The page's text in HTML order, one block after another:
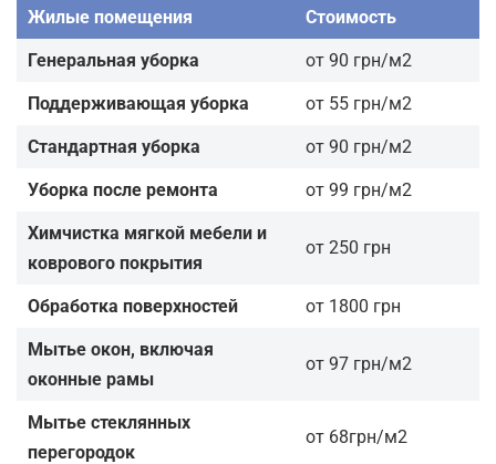
Жилые помещения Стоимость
Генеральная уборка от 90 грн/м2
Поддерживающая уборка от 55 грн/м2
Стандартная уборка от 90 грн/м2
Уборка после ремонта от 99 грн/м2
Химчистка мягкой мебели и
коврового покрытия
от 250 грн
Обработка поверхностей от 1800 грн
Мытье окон, включая
оконные рамы
от 97 грн/м2
Мытье стеклянных
перегородок
от 68грн/м2